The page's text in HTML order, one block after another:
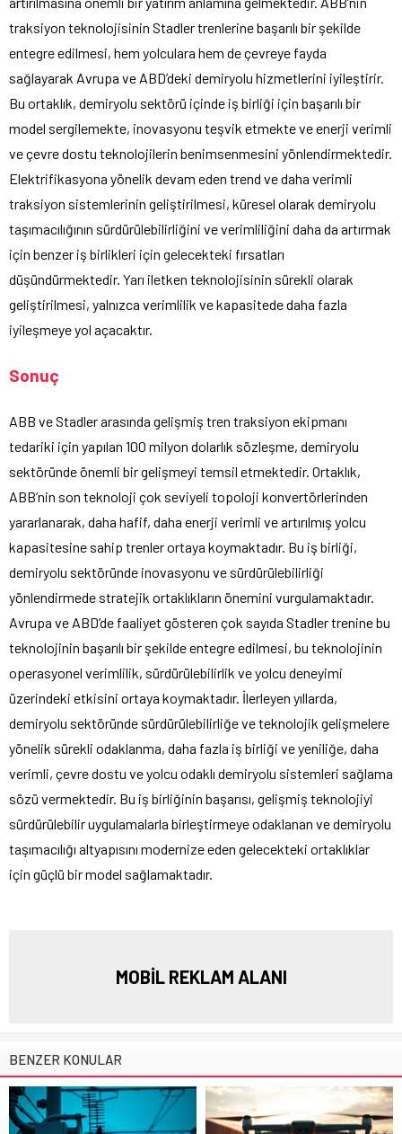
traksiyon teknolojisinin Stadler trenlerine başarılı bir şekilde
entegre edilmesi, hem yolculara hem de çevreye fayda
sağlayarak Avrupa ve ABD’deki demiryolu hizmetlerini iyileştirir.
Bu ortaklık, demiryolu sektörü içinde iş birliği için başarılı bir
model sergilemekte, inovasyonu teşvik etmekte ve enerji verimli
ve çevre dostu teknolojilerin benimsenmesini yönlendirmektedir.
Elektrifikasyona yönelik devam eden trend ve daha verimli
traksiyon sistemlerinin geliştirilmesi, küresel olarak demiryolu
taşımacılığının sürdürülebilirliğini ve verimliliğini daha da artırmak
için benzer iş birlikleri için gelecekteki fırsatları
düşündürmektedir. Yarı iletken teknolojisinin sürekli olarak
geliştirilmesi, yalnızca verimlilik ve kapasitede daha fazla
iyileşmeye yol açacaktır.
Sonuç
ABB ve Stadler arasında gelişmiş tren traksiyon ekipmanı
tedariki için yapılan 100 milyon dolarlık sözleşme, demiryolu
sektöründe önemli bir gelişmeyi temsil etmektedir. Ortaklık,
ABB’nin son teknoloji çok seviyeli topoloji konvertörlerinden
yararlanarak, daha hafif, daha enerji verimli ve artırılmış yolcu
kapasitesine sahip trenler ortaya koymaktadır. Bu iş birliği,
demiryolu sektöründe inovasyonu ve sürdürülebilirliği
yönlendirmede stratejik ortaklıkların önemini vurgulamaktadır.
Avrupa ve ABD’de faaliyet gösteren çok sayıda Stadler trenine bu
teknolojinin başarılı bir şekilde entegre edilmesi, bu teknolojinin
operasyonel verimlilik, sürdürülebilirlik ve yolcu deneyimi
üzerindeki etkisini ortaya koymaktadır. İlerleyen yıllarda,
demiryolu sektöründe sürdürülebilirliğe ve teknolojik gelişmelere
yönelik sürekli odaklanma, daha fazla iş birliği ve yeniliğe, daha
verimli, çevre dostu ve yolcu odaklı demiryolu sistemleri sağlama
sözü vermektedir. Bu iş birliğinin başarısı, gelişmiş teknolojiyi
sürdürülebilir uygulamalarla birleştirmeye odaklanan ve demiryolu
taşımacılığı altyapısını modernize eden gelecekteki ortaklıklar
için güçlü bir model sağlamaktadır.
MOBİL REKLAM ALANI
BENZER KONULAR